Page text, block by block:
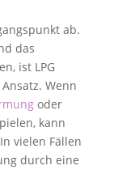
ab.
das
ist LPG
Wenn
oder
kann
vielen Fällen
durch eine